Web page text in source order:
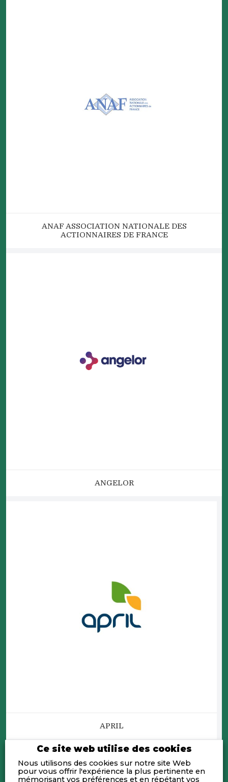
ANAF ASSOCIATION NATIONALE DES
ACTIONNAIRES DE FRANCE
ANGELOR
APRIL
Ce site web utilise des cookies
Nous utilisons des cookies sur notre site Web
pour vous offrir l'expérience la plus pertinente en
mémorisant vos préférences et en répétant vos